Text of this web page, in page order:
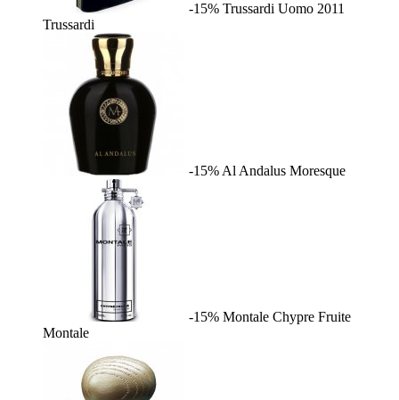
-15% Trussardi Uomo 2011
Trussardi
-15% Al Andalus Moresque
-15% Montale Chypre Fruite
Montale